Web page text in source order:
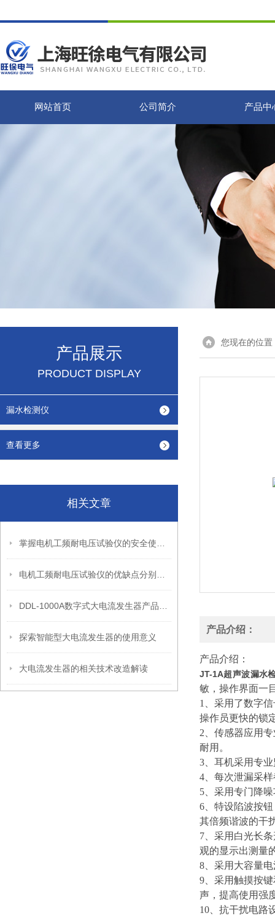
网站首页 公司简介 产品中
产品展示
PRODUCT DISPLAY
漏水检测仪
查看更多
相关文章
探索智能型大电流发生器的使用意义
大电流发生器的相关技术改造解读
您现在的位置
产品介绍：
产品介绍：
JT-1A超声波漏水
敏，操作界面一
1、采用了数字
操作员更快的锁
2、传感器应用
耐用。
3、耳机采用专
4、每次泄漏采
5、采用专门降
6、特设陷波按
其倍频谐波的干
7、采用白光长
观的显示出测量
8、采用大容量
9、采用触摸按
声，提高使用强
10、抗干扰电路